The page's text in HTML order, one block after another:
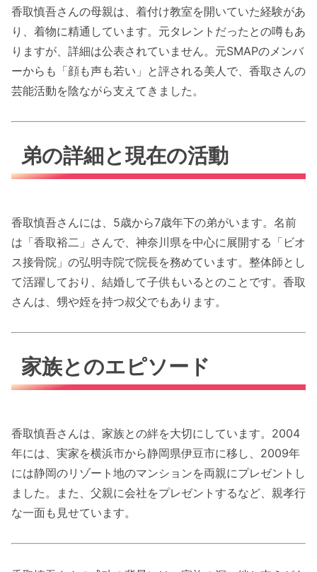
香取慎吾さんの母親は、着付け教室を開いていた経験があ
り、着物に精通しています。元タレントだったとの噂もあ
りますが、詳細は公表されていません。元SMAPのメンバ
ーからも「顔も声も若い」と評される美人で、香取さんの
芸能活動を陰ながら支えてきました。
弟の詳細と現在の活動
香取慎吾さんには、5歳から7歳年下の弟がいます。名前
は「香取裕二」さんで、神奈川県を中心に展開する「ビオ
ス接骨院」の弘明寺院で院長を務めています。整体師とし
て活躍しており、結婚して子供もいるとのことです。香取
さんは、甥や姪を持つ叔父でもあります。
家族とのエピソード
香取慎吾さんは、家族との絆を大切にしています。2004
年には、実家を横浜市から静岡県伊豆市に移し、2009年
には静岡のリゾート地のマンションを両親にプレゼントし
ました。また、父親に会社をプレゼントするなど、親孝行
な一面も見せています。